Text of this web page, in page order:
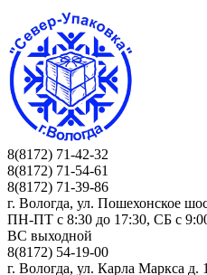
8(8172) 71-42-32
8(8172) 71-54-61
8(8172) 71-39-86
г. Вологда, ул. Пошехонское
ПН-ПТ c 8:30 до 17:30, СБ с
ВС выходной
8(8172) 54-19-00
г. Вологда, ул. Карла Маркса д.